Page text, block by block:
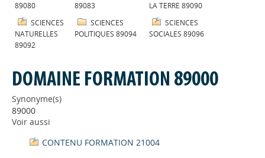
89080
89083
LA TERRE 89090
SCIENCES
NATURELLES
89092
SCIENCES
POLITIQUES 89094
SCIENCES
SOCIALES 89096
DOMAINE FORMATION 89000
Synonyme(s)
89000
Voir aussi
CONTENU FORMATION 21004